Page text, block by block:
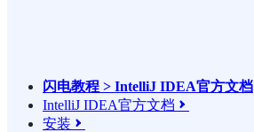
闪电教程 > IntelliJ IDEA官方文档
IntelliJ IDEA官方文档 
安装 